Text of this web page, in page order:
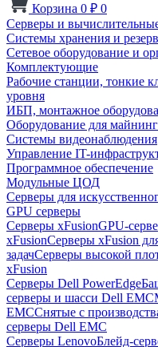
Корзина 0 ₽ 0
Серверы и
Системы хранения и
Сетевое оборудование и
Комплектующие
Рабочие станции, тонкие
уровня
ИБП, монтажное
Оборудование для
Системы видеонаблюдения
Управление IT-
Программное обеспечение
Модульные ЦОД
Серверы для
GPU серверы
Серверы xFusionGPU-
xFusionСерверы xFusion
задачСерверы высокой
xFusion
Серверы Dell PowerEdge
серверы и шасси Dell EMC
EMCСнятые с
серверы Dell EMC
Серверы LenovoБлейд-